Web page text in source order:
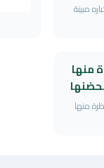
مبينة
منها
منها